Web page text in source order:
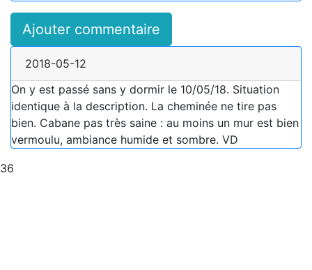
Ajouter commentaire
2018-05-12
On y est passé sans y dormir le 10/05/18. Situation
identique à la description. La cheminée ne tire pas
bien. Cabane pas très saine : au moins un mur est bien
vermoulu, ambiance humide et sombre. VD
36